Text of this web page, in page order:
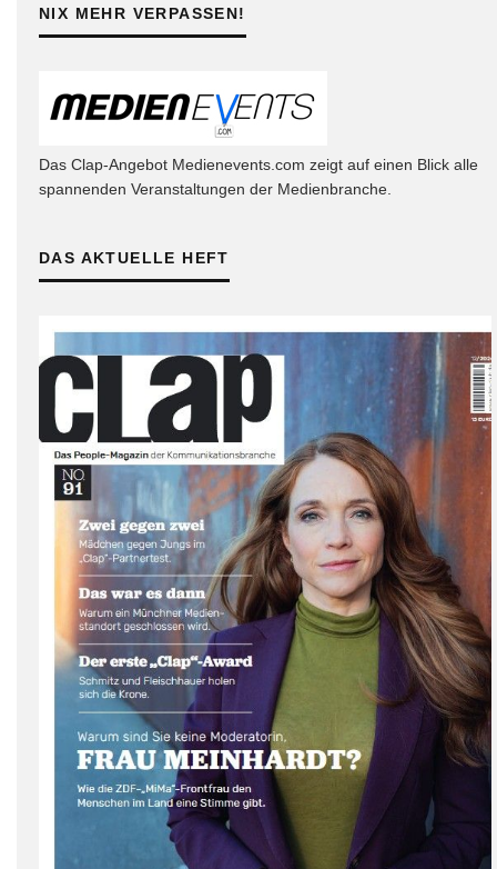
NIX MEHR VERPASSEN!
Das Clap-Angebot Medienevents.com zeigt auf einen Blick alle
spannenden Veranstaltungen der Medienbranche.
DAS AKTUELLE HEFT